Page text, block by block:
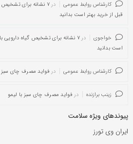
کارشناس روابط عمومی در
۷ نشانه برای تشخیص
قبل از خرید بهتر است بدانید
خواجوی در
۷ نشانه برای تشخیص گیاه دارویی
است بدانید
کارشناس روابط عمومی در فواید مصرف چای سبز
زینب برازنده در فواید مصرف چای سبز با لیمو
پیوندهای ویژه سلامت
ایران وی تورز